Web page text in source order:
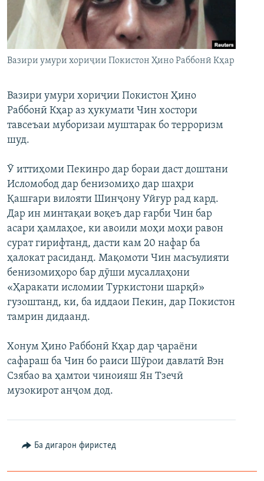
ГУЗОРИШҲОИ РАДИОӢ
Русский
Ҳамаи сомонаҳои RFE/RL
Вазири умури хориҷии Покистон Ҳино Раббонӣ Кҳар
Вазири умури хориҷии Покистон Ҳино
Раббонӣ Кҳар аз ҳукумати Чин хостори
тавсеъаи муборизаи муштарак бо терроризм
шуд.
Ӯ иттиҳоми Пекинро дар бораи даст доштани
Исломобод дар бенизомиҳо дар шаҳри
Қашғари вилояти Шинҷону Уйғур рад кард.
Дар ин минтақаи воқеъ дар ғарби Чин бар
асари ҳамлаҳое, ки авоили моҳи моҳи равон
сурат гирифтанд, дасти кам 20 нафар ба
ҳалокат расиданд. Мақомоти Чин масъулияти
бенизомиҳоро бар дӯши мусаллаҳони
«Ҳаракати исломии Туркистони шарқӣ»
гузоштанд, ки, ба иддаои Пекин, дар Покистон
тамрин дидаанд.
Хонум Ҳино Раббонӣ Кҳар дар ҷараёни
сафараш ба Чин бо раиси Шӯрои давлатӣ Вэн
Сзябао ва ҳамтои чиноияш Ян Тзечӣ
музокирот анҷом дод.
Ба дигарон фиристед